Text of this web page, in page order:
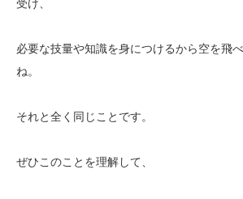
受け、
必要な技量や知識を身につけるから空を飛
ね。
それと全く同じことです。
ぜひこのことを理解して、